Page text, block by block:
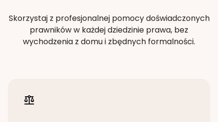
Skorzystaj z profesjonalnej pomocy doświadczonych
prawników w każdej dziedzinie prawa, bez
wychodzenia z domu i zbędnych formalności.